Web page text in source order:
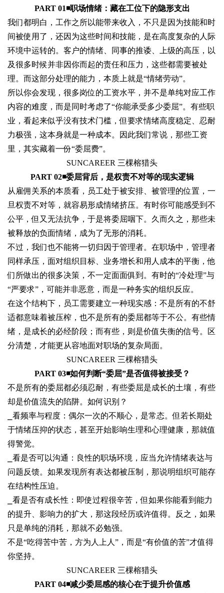
PART 01◾职场情绪：藏在工位下的隐形支出
我们都明白，工作之所以能带来收入，不只是因为技能和时
间被使用了，还因为这些时间和技能，是在高度复杂的人际
环境中运转的。客户的情绪、同事的推诿、上级的高压，以
及很多时候并非因你而起的责任和压力，这些都需要被处
理。而这部分处理的能力，本质上就是“情绪劳动”。
所以你会发现，很多岗位的工资水平，并不是单纯对应工作
内容的难度，而是同时考虑了“你能承受多少委屈”。有些职
业，看起来似乎没有技术门槛，但要求情绪高度稳定、忍耐
力极强，这本身就是一种成本。因此我们常说，那些工资
里，其实藏着一份“委屈费”。
SUNCAREER 三棵榕猎头
PART 02◾委屈背后，是权责不对等的现实逻辑
从雇佣关系的本质看，员工处于被安排、被管理的位置，一
旦权责不对等，就容易形成情绪挤压。有时你可能感受到不
公平，但又无法抗争，于是将委屈咽下。久而久之，那些未
被释放的负面情绪，成为了无形的消耗。
不过，我们也不能将一切归因于管理者。在职场中，管理者
同样承压，面对组织目标、业务增长和用人成本的平衡，他
们所做出的很多决策，不一定面面俱到。有时的“冷处理”与
“严要求”，可能并非恶意，而是一种务实的组织反应。
在这个结构下，员工需要建立一种现实感：不是所有的不舒
适都意味着被压榨，也不是所有的委屈都等于不公。有些情
绪，是成长的必经阶段；而有些，则是价值失衡的信号。区
分清楚，才能更从容地面对职场的复杂局面。
SUNCAREER 三棵榕猎头
PART 03◾如何判断“委屈”是否值得被接受？
不是所有的委屈都必须忍耐，有些委屈是成长的土壤，有些
却是价值流失的陷阱。如何识别？
看频率与程度：偶尔一次的不顺心，是常态。但若长期处
于情绪压抑的状态，甚至开始影响生理和心理健康，那就值
得警觉。
看是否可以沟通：良性的职场环境，应当允许情绪表达与
问题反馈。如果发现所有表达都被压制，那说明组织可能存
在结构性压迫。
看是否有成长性：即使过程很辛苦，但如果你能看到能力
的提升、影响力的扩大，那这段经历或许值得。反之，如果
只是单纯的消耗，那就不必勉强。
不是“吃得苦中苦，方为人上人”，而是“有价值的苦”才值得
你坚持。
SUNCAREER 三棵榕猎头
PART 04◾减少委屈感的核心在于提升价值感